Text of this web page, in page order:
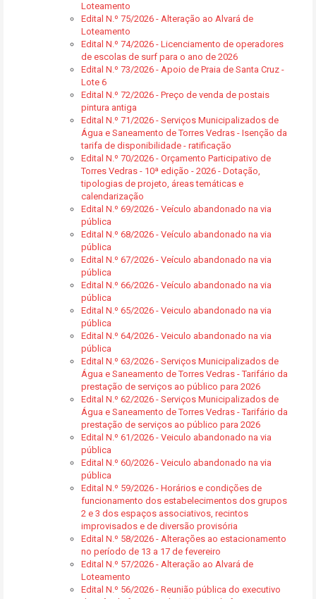
Loteamento
Edital N.º 75/2026 - Alteração ao Alvará de
Loteamento
Edital N.º 74/2026 - Licenciamento de operadores
de escolas de surf para o ano de 2026
Edital N.º 73/2026 - Apoio de Praia de Santa Cruz -
Lote 6
Edital N.º 72/2026 - Preço de venda de postais
pintura antiga
Edital N.º 71/2026 - Serviços Municipalizados de
Água e Saneamento de Torres Vedras - Isenção da
tarifa de disponibilidade - ratificação
Edital N.º 70/2026 - Orçamento Participativo de
Torres Vedras - 10ª edição - 2026 - Dotação,
tipologias de projeto, áreas temáticas e
calendarização
Edital N.º 69/2026 - Veículo abandonado na via
pública
Edital N.º 68/2026 - Veículo abandonado na via
pública
Edital N.º 67/2026 - Veículo abandonado na via
pública
Edital N.º 66/2026 - Veículo abandonado na via
pública
Edital N.º 65/2026 - Veiculo abandonado na via
pública
Edital N.º 64/2026 - Veiculo abandonado na via
pública
Edital N.º 63/2026 - Serviços Municipalizados de
Água e Saneamento de Torres Vedras - Tarifário da
prestação de serviços ao público para 2026
Edital N.º 62/2026 - Serviços Municipalizados de
Água e Saneamento de Torres Vedras - Tarifário da
prestação de serviços ao público para 2026
Edital N.º 61/2026 - Veiculo abandonado na via
pública
Edital N.º 60/2026 - Veiculo abandonado na via
pública
Edital N.º 59/2026 - Horários e condições de
funcionamento dos estabelecimentos dos grupos
2 e 3 dos espaços associativos, recintos
improvisados e de diversão provisória
Edital N.º 58/2026 - Alterações ao estacionamento
no período de 13 a 17 de fevereiro
Edital N.º 57/2026 - Alteração ao Alvará de
Loteamento
Edital N.º 56/2026 - Reunião pública do executivo